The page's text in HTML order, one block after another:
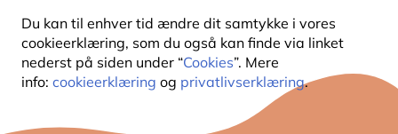
Du kan til enhver tid ændre dit samtykke i vores
cookieerklæring, som du også kan finde via linket
nederst på siden under “Cookies”. Mere
info: cookieerklæring og privatlivserklæring.